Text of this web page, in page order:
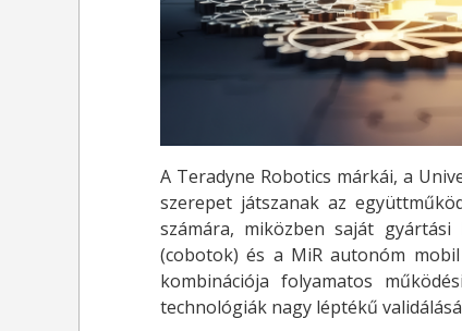
A Teradyne Robotics márkái, a
szerepet játszanak az
számára, miközben saját
(cobotok) és a MiR autonóm
kombinációja folyamatos
technológiák nagy léptékű